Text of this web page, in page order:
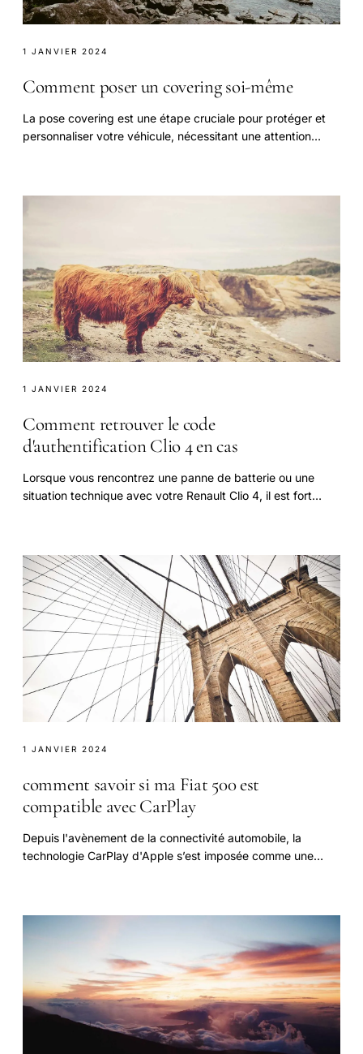
1 JANVIER 2024
Comment poser un covering soi-même
La pose covering est une étape cruciale pour protéger et
personnaliser votre véhicule, nécessitant une attention
1 JANVIER 2024
Comment retrouver le code
d'authentification Clio 4 en cas
Lorsque vous rencontrez une panne de batterie ou une
situation technique avec votre Renault Clio 4, il est fort
1 JANVIER 2024
comment savoir si ma Fiat 500 est
compatible avec CarPlay
Depuis l'avènement de la connectivité automobile, la
technologie CarPlay d'Apple s’est imposée comme une